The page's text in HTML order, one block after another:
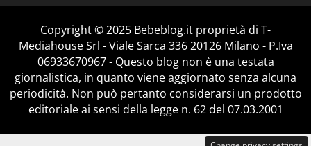
Copyright © 2025 Bebeblog.it proprietà di T-
Mediahouse Srl - Viale Sarca 336 20126 Milano - P.Iva
06933670967 - Questo blog non è una testata
giornalistica, in quanto viene aggiornato senza alcuna
periodicità. Non può pertanto considerarsi un prodotto
editoriale ai sensi della legge n. 62 del 07.03.2001